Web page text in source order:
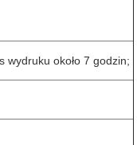
wydruku około 7 godzin;